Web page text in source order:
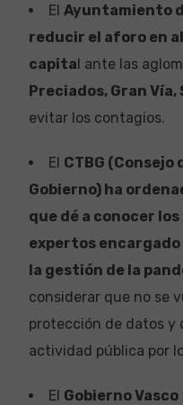
El Ayuntamiento
reducir el aforo en
capital ante las
Preciados, Gran Vía,
evitar los contagios.
El CTBG (Consejo
Gobierno) ha
que dé a conocer
expertos encargado
la gestión de la
considerar que no se
protección de datos y
actividad pública por
El Gobierno Vasco